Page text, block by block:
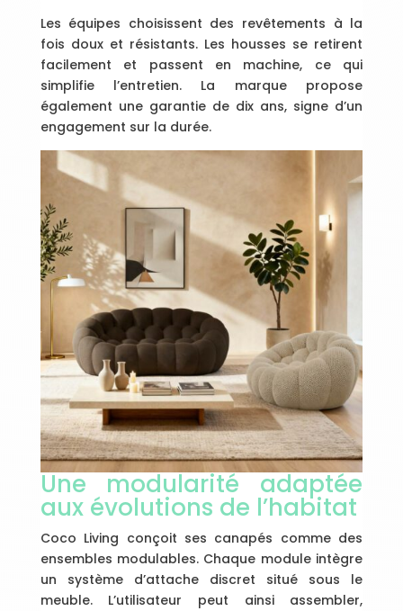
Les équipes choisissent des revêtements à la
fois doux et résistants. Les housses se retirent
facilement et passent en machine, ce qui
simplifie l’entretien. La marque propose
également une garantie de dix ans, signe d’un
engagement sur la durée.
Une modularité adaptée
aux évolutions de l’habitat
Coco Living conçoit ses canapés comme des
ensembles modulables. Chaque module intègre
un système d’attache discret situé sous le
meuble. L’utilisateur peut ainsi assembler,